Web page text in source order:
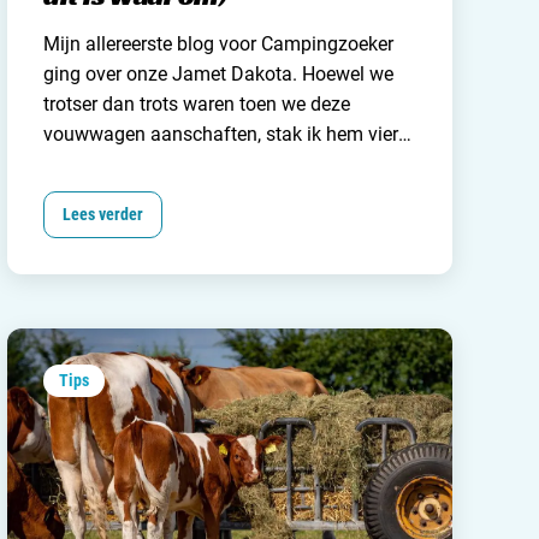
Mijn allereerste blog voor Campingzoeker
ging over onze Jamet Dakota. Hoewel we
trotser dan trots waren toen we deze
vouwwagen aanschaften, stak ik hem vier
opzetten van het hele zaakje kostte ons al
minstens een halve dag en het uitpakken
Lees verder
Tips